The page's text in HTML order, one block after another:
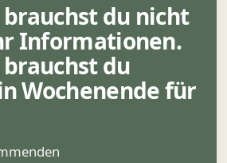
du nicht
Informationen.
du
Wochenende für